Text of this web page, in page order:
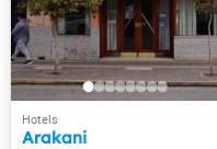
Arakani